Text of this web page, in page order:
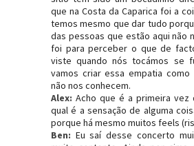
que na Costa da Caparica foi a
temos mesmo que dar tudo
das pessoas que estão aqui não
foi para perceber o que de
viste quando nós tocámos se
vamos criar essa empatia
não nos conhecem.
Alex: Acho que é a primeira vez
qual é a sensação de alguma
porque há mesmo muitos feels
Ben: Eu saí desse concerto